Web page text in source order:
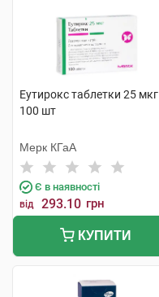
Еутирокс таблетки 25 мкг
100 шт
Мерк КГаА
Є в наявності
від 293.10 грн
КУПИТИ